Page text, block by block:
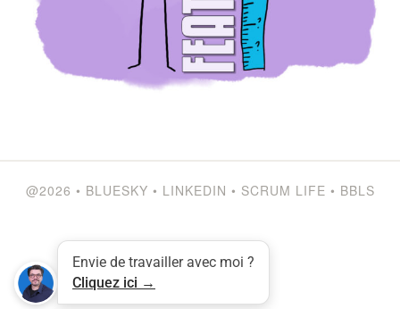
@2026 • BLUESKY • LINKEDIN • SCRUM LIFE • BBLS
Envie de travailler avec moi ?
Cliquez ici →